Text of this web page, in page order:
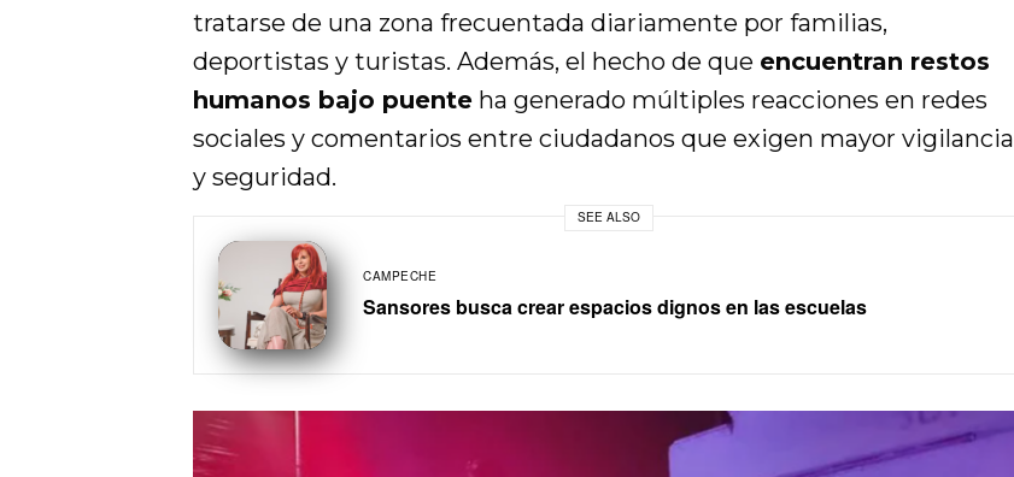
tratarse de una zona frecuentada diariamente por familias,
deportistas y turistas. Además, el hecho de que encuentran restos
humanos bajo puente ha generado múltiples reacciones en redes
sociales y comentarios entre ciudadanos que exigen mayor vigilancia
y seguridad.
SEE ALSO
CAMPECHE
Sansores busca crear espacios dignos en las escuelas